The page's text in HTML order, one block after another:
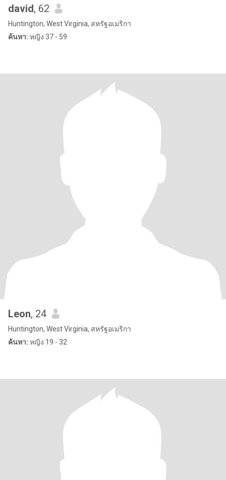
david, 62
Huntington, West Virginia, สหรัฐอเมริกา
ค้นหา: หญิง 37 - 59
Leon, 24
Huntington, West Virginia, สหรัฐอเมริกา
ค้นหา: หญิง 19 - 32